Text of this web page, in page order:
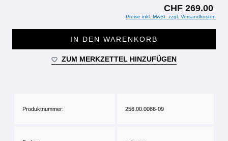
CHF 269.00
Preise inkl. MwSt. zzgl. Versandkosten
IN DEN WARENKORB
ZUM MERKZETTEL HINZUFÜGEN
Produktnummer: 256.00.0086-09